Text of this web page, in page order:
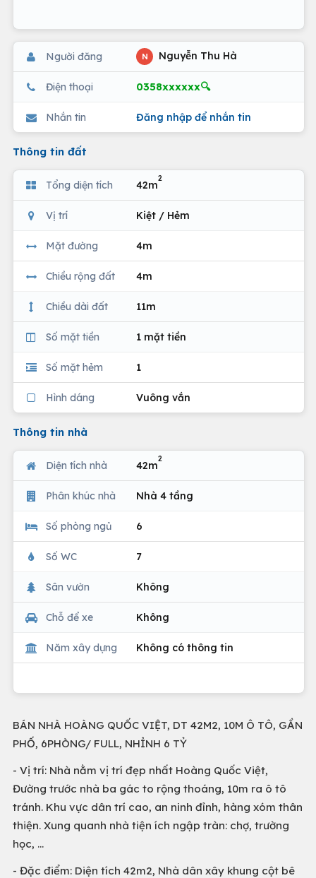
Người đăng N Nguyễn Thu Hà
Điện thoại 0358xxxxxx🔍
Nhắn tin Đăng nhập để nhắn tin
Thông tin đất
Tổng diện tích 42m
2
Vị trí Kiệt / Hẻm
Mặt đường 4m
Chiều rộng đất 4m
Chiều dài đất 11m
Số mặt tiền 1 mặt tiền
Số mặt hẻm 1
Hình dáng Vuông vắn
Thông tin nhà
Diện tích nhà 42m
2
Phân khúc nhà Nhà 4 tầng
Số phòng ngủ 6
Số WC 7
Sân vườn Không
Chỗ để xe Không
Năm xây dựng Không có thông tin
BÁN NHÀ HOÀNG QUỐC VIỆT, DT 42M2, 10M Ô TÔ, GẦN
PHỐ, 6PHÒNG/ FULL, NHỈNH 6 TỶ
- Vị trí: Nhà nằm vị trí đẹp nhất Hoàng Quốc Việt,
Đường trước nhà ba gác to rộng thoáng, 10m ra ô tô
tránh. Khu vực dân trí cao, an ninh đỉnh, hàng xóm thân
thiện. Xung quanh nhà tiện ích ngập tràn: chợ, trường
học, …
- Đặc điểm: Diện tích 42m2, Nhà dân xây khung cột bê